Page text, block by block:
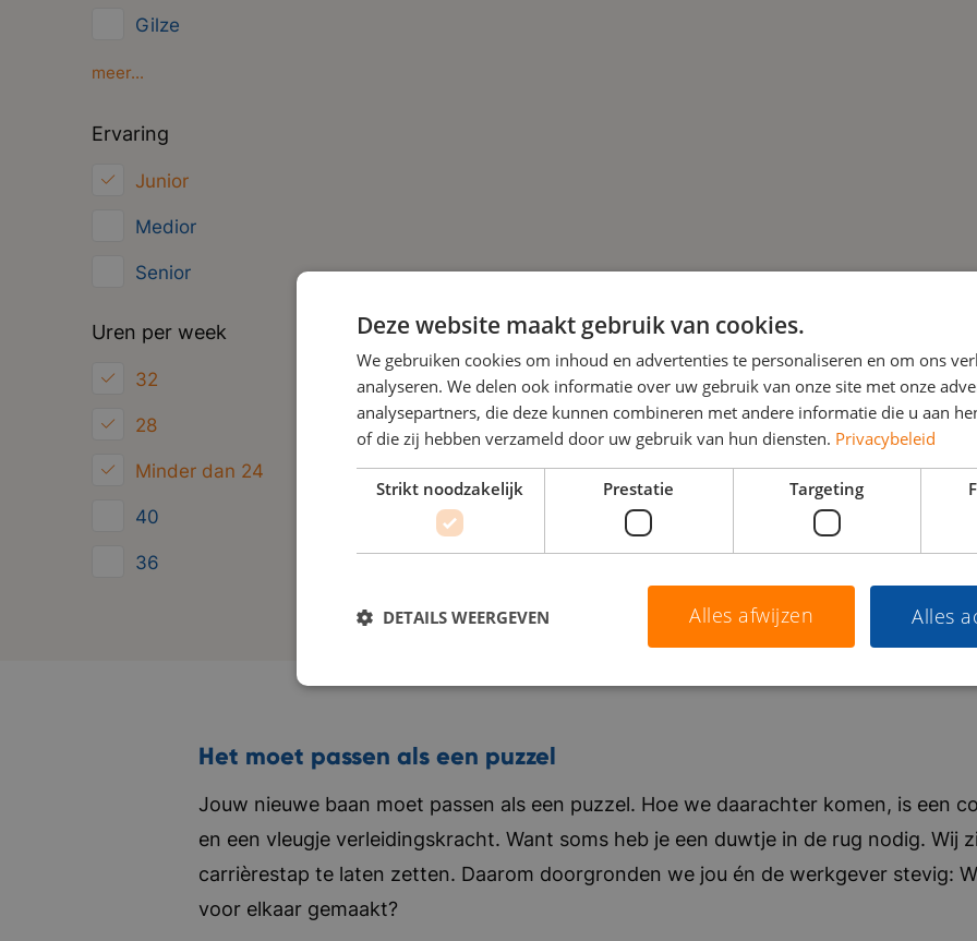
Gilze
Oosterhout
meer...
Ervaring
Junior
Medior
Senior
Uren per week
32
28
Minder dan 24
40
36
Het moet passen als een puzzel
Jouw nieuwe baan moet passen als een puzzel. Hoe we daarachter komen, is een
en een vleugje verleidingskracht. Want soms heb je een duwtje in de rug nodig. Wij
carrièrestap te laten zetten. Daarom doorgronden we jou én de werkgever stevig:
voor elkaar gemaakt?
Deze website maakt gebruik van cookies.
We gebruiken cookies om inhoud en advertenties te personaliseren en om ons
analyseren. We delen ook informatie over uw gebruik van onze site met onze
analysepartners, die deze kunnen combineren met andere informatie die u aan
of die zij hebben verzameld door uw gebruik van hun diensten. Privacybeleid
Strikt noodzakelijk Prestatie Targeting
Alles
Alles afwijzen
DETAILS WEERGEVEN